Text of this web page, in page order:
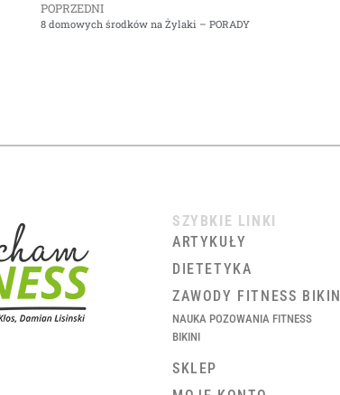
POPRZEDNI
8 domowych środków na Żylaki – PORADY
SZYBKIE LINKI
ARTYKUŁY
DIETETYKA
ZAWODY FITNESS BIKINI
NAUKA POZOWANIA FITNESS
BIKINI
SKLEP